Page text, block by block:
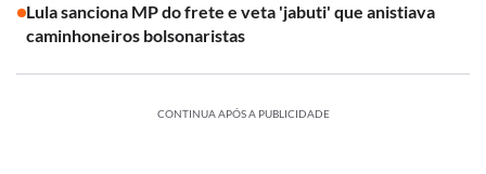
Lula sanciona MP do frete e veta 'jabuti' que anistiava
caminhoneiros bolsonaristas
CONTINUA APÓS A PUBLICIDADE